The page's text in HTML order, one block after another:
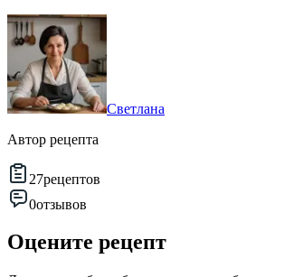
Светлана
Автор рецепта
27рецептов
0отзывов
Оцените рецепт